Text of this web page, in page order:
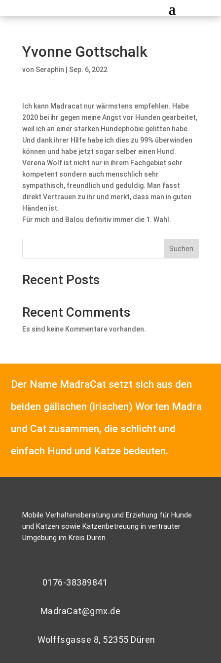
Yvonne Gottschalk
von Seraphin Sep. 6, 2022
Ich kann Madracat nur wärmstens empfehlen. Habe
2020 bei ihr gegen meine Angst vor Hunden gearbeitet,
weil ich an einer starken Hundephobie gelitten habe.
Und dank ihrer Hilfe habe ich dies zu 99% überwinden
können und habe jetzt sogar selber einen Hund.
Verena Wolf ist nicht nur in ihrem Fachgebiet sehr
kompetent sondern auch menschlich sehr
sympathisch, freundlich und geduldig. Man fasst
direkt Vertrauen zu ihr und merkt, dass man in guten
Händen ist.
Für mich und Balou definitiv immer die 1. Wahl.
Suchen
Recent Posts
Recent Comments
Es sind keine Kommentare vorhanden.
Der Name MadraCat setzt sich aus den
beiden gälischen (irischen) Worten Madra
und Cat zusammen, die schlicht und
einfach Hund und Katze bedeuten.
Mobile Verhaltensberatung und Erziehung für Hunde
und Katzen sowie Katzenbetreuung in vertrauter
Umgebung im Kreis Düren.
0176-38389841
MadraCat@gmx.de
Wolffsgasse 8, 52355 Düren